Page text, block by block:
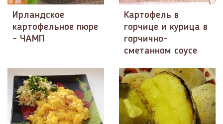
Ирландское
картофельное пюре
- ЧАМП
Картофель в
горчице и курица в
горчично-
сметанном соусе